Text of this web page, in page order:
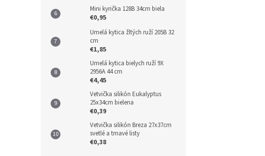
Mini kyrička 128B 34cm biela
€0,95
Umelá kytica žltých ruží 205B 32
cm
€1,85
Umelá kytica bielych ruží 9X
2956A 44 cm
€4,45
Vetvička silikón Eukalyptus
25x34cm bielena
€0,39
Vetvička silikón Breza 27x37cm
svetlé a tmavé listy
€0,38